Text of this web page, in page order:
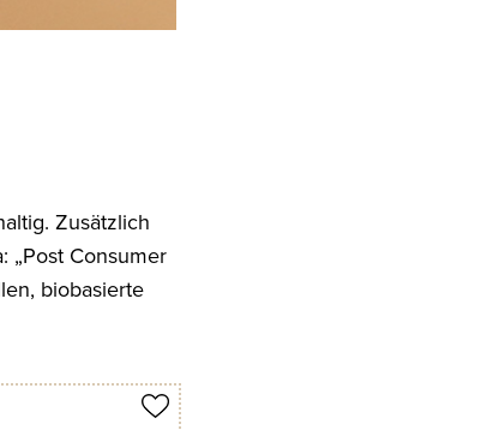
Zusätzlich
„Post Consumer
biobasierte